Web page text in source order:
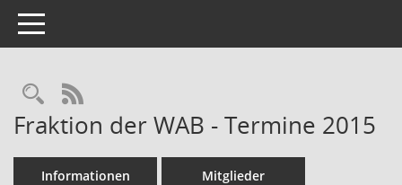
Toggle navigation
Rechercheauswahl
RSS-Feed
Fraktion der WAB - Termine 2015
Informationen Mitglieder